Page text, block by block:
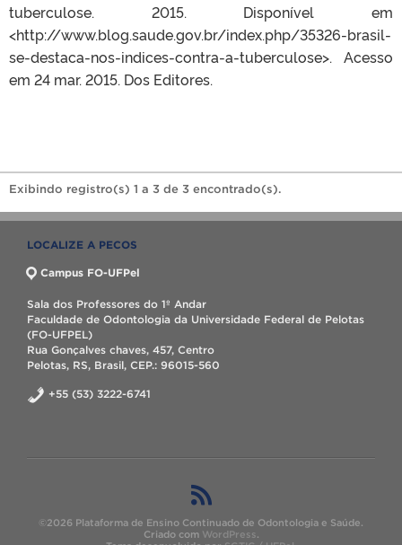
tuberculose. 2015. Disponível em
<http://www.blog.saude.gov.br/index.php/35326-brasil-
se-destaca-nos-indices-contra-a-tuberculose>. Acesso
em 24 mar. 2015. Dos Editores.
Exibindo registro(s) 1 a 3 de 3 encontrado(s).
LOCALIZE A PECOS
Campus FO-UFPel
Sala dos Professores do 1º Andar
Faculdade de Odontologia da Universidade Federal de Pelotas
(FO-UFPEL)
Rua Gonçalves chaves, 457, Centro
Pelotas, RS, Brasil, CEP.: 96015-560
+55 (53) 3222-6741
©2026 Plataforma de Ensino Continuado de Odontologia e Saúde.
Criado com WordPress.